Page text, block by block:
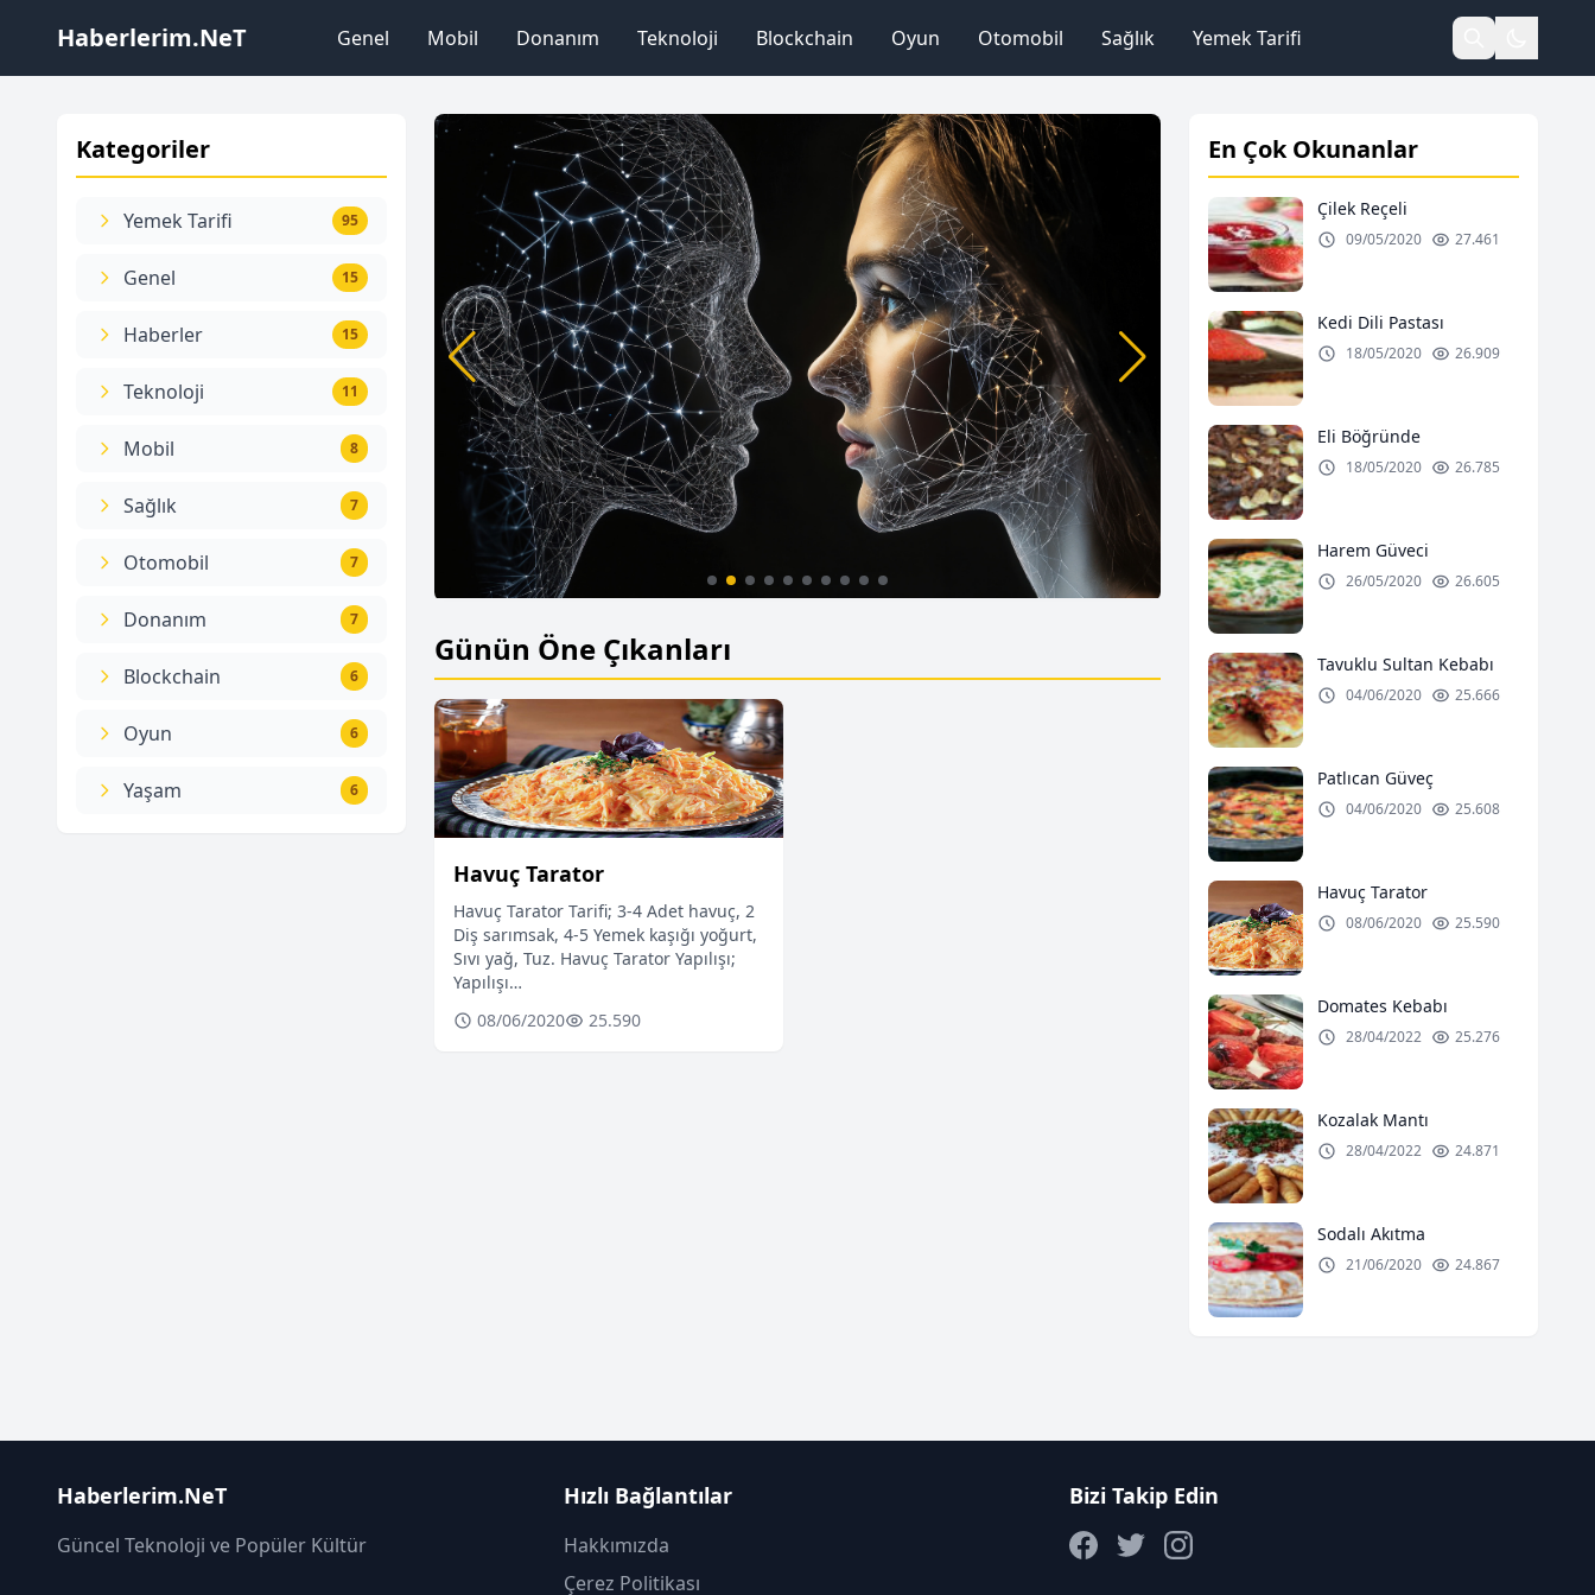
Haberlerim.NeT Genel Mobil Donanım Teknoloji Blockchain Oyun Otomobil Sağlık Yemek Tarifi
Kategoriler
Yemek Tarifi 95
Genel 15
Haberler 15
Teknoloji 11
Mobil 8
Sağlık 7
Otomobil 7
Donanım 7
Blockchain 6
Oyun 6
Yaşam 6
Yapay Zeka: 2026’da Sağlık Hizmetlerini
Değiştiren 7 Büyük Yenilik
Eğer Beni Görürsen,
(Hunger
Günün Öne Çıkanları
Havuç Tarator
Havuç Tarator Tarifi; 3-4 Adet havuç, 2
Diş sarımsak, 4-5 Yemek kaşığı yoğurt,
Sıvı yağ, Tuz. Havuç Tarator Yapılışı;
Yapılışı…
08/06/2020
25.590
En Çok Okunanlar
Çilek Reçeli
09/05/2020 27.461
Kedi Dili Pastası
18/05/2020 26.909
Eli Böğründe
18/05/2020 26.785
Harem Güveci
26/05/2020 26.605
Tavuklu Sultan Kebabı
04/06/2020 25.666
Patlıcan Güveç
04/06/2020 25.608
Havuç Tarator
08/06/2020 25.590
Domates Kebabı
28/04/2022 25.276
Kozalak Mantı
28/04/2022 24.871
Sodalı Akıtma
21/06/2020 24.867
Haberlerim.NeT
Güncel Teknoloji ve Popüler Kültür
Hızlı Bağlantılar
Hakkımızda
Çerez Politikası
Bizi Takip Edin